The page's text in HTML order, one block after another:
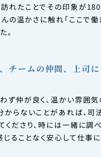
れたことでその印象が
んの温かさに触れ「ここで働
。
チームの仲間、上司
ず仲が良く、温かい雰囲
からないことがあれば、司
くださり、時には一緒に調
じることなく安心して仕事